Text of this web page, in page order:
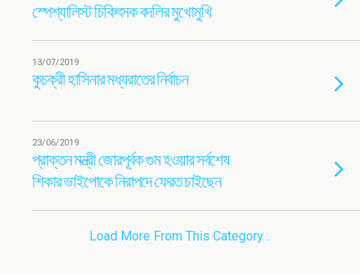
স্পেশ্যালিস্ট চিকিৎসক বদলির মুখোমুখি
13/07/2019
কুচক্রী হাসিনার মধ্যরাতের নির্বাচন
23/06/2019
প্রাক্তন মন্ত্রী জোরপূর্বক গুম হওয়ার সর্বশেষ
শিকার ভাইপোকে নিরাপদে ফেরত চাইছেন
Load More From This Category…